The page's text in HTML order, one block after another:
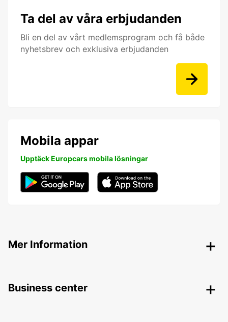
Ta del av våra erbjudanden
Bli en del av vårt medlemsprogram och få både
nyhetsbrev och exklusiva erbjudanden
Mobila appar
Upptäck Europcars mobila lösningar
Mer Information
Business center